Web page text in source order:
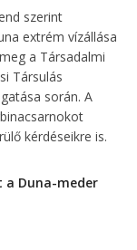
szerint
extrém vízállása
a Társadalmi
Társulás
során. A
kérdéseikre is.
a Duna-meder